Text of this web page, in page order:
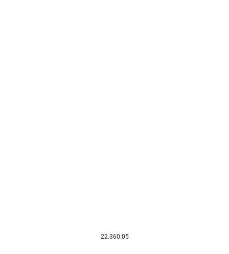
22.360.05